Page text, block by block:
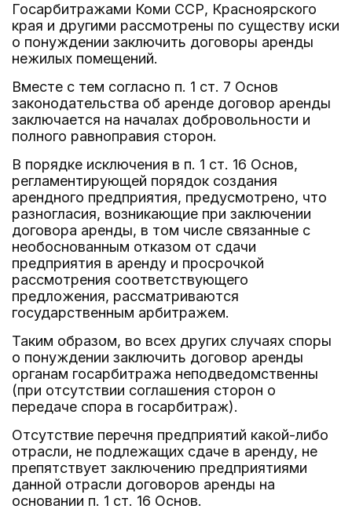
Госарбитражами Коми ССР, Красноярского
края и другими рассмотрены по существу иски
о понуждении заключить договоры аренды
нежилых помещений.
Вместе с тем согласно п. 1 ст. 7 Основ
законодательства об аренде договор аренды
заключается на началах добровольности и
полного равноправия сторон.
В порядке исключения в п. 1 ст. 16 Основ,
регламентирующей порядок создания
арендного предприятия, предусмотрено, что
разногласия, возникающие при заключении
договора аренды, в том числе связанные с
необоснованным отказом от сдачи
предприятия в аренду и просрочкой
рассмотрения соответствующего
предложения, рассматриваются
государственным арбитражем.
Таким образом, во всех других случаях споры
о понуждении заключить договор аренды
органам госарбитража неподведомственны
(при отсутствии соглашения сторон о
передаче спора в госарбитраж).
Отсутствие перечня предприятий какой-либо
отрасли, не подлежащих сдаче в аренду, не
препятствует заключению предприятиями
данной отрасли договоров аренды на
основании п. 1 ст. 16 Основ.